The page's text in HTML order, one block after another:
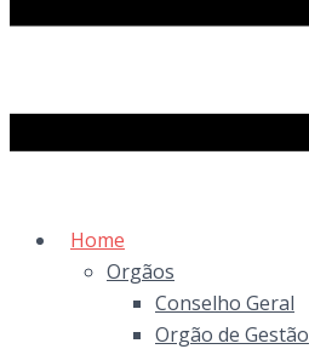
Home
Orgãos
Conselho Geral
Orgão de Gestão